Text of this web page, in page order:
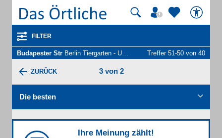
FILTER
Budapester Str Berlin Tiergarten - Unternehmen und Personen Treffer 51-50 von 40
ZURÜCK 3 von 2
Die besten
Ihre Meinung zählt!